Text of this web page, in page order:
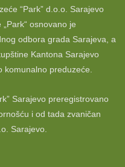
“Park” d.o.o. Sarajevo
osnovano je
odbora grada Sarajeva, a
Kantona Sarajevo
preduzeće.
Sarajevo preregistrovano
i od tada zvaničan
Sarajevo.